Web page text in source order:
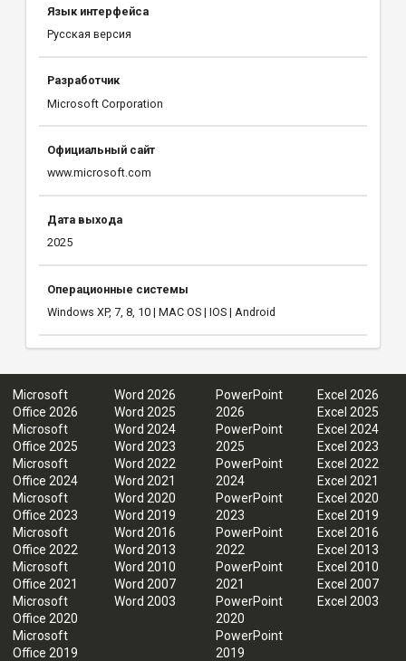
Язык интерфейса
Русская версия
Разработчик
Microsoft Corporation
Официальный сайт
www.microsoft.com
Дата выхода
2025
Операционные системы
Windows XP, 7, 8, 10 | MAC OS | IOS | Android
Microsoft
Office 2026
Microsoft
Office 2025
Microsoft
Office 2024
Microsoft
Office 2023
Microsoft
Office 2022
Microsoft
Office 2021
Microsoft
Office 2020
Microsoft
Office 2019
Word 2026
Word 2025
Word 2024
Word 2023
Word 2022
Word 2021
Word 2020
Word 2019
Word 2016
Word 2013
Word 2010
Word 2007
Word 2003
PowerPoint
2026
PowerPoint
2025
PowerPoint
2024
PowerPoint
2023
PowerPoint
2022
PowerPoint
2021
PowerPoint
2020
PowerPoint
2019
Excel 2026
Excel 2025
Excel 2024
Excel 2023
Excel 2022
Excel 2021
Excel 2020
Excel 2019
Excel 2016
Excel 2013
Excel 2010
Excel 2007
Excel 2003